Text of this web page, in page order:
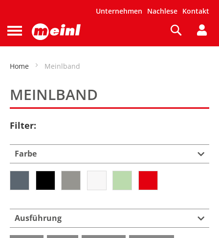
Unternehmen Nachlese Kontakt
Navigation
umschalten
Suche
Home Meinlband
MEINLBAND
Filter:
Farbe
Ausführung